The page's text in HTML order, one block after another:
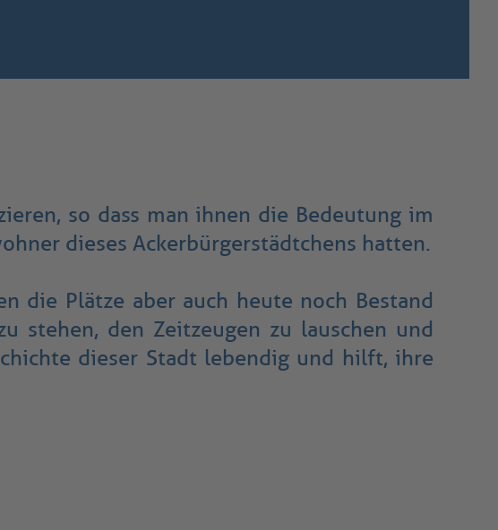
so dass man ihnen die Bedeutung im
dieses Ackerbürgerstädtchens hatten.
die Plätze aber auch heute noch Bestand
stehen, den Zeitzeugen zu lauschen und
dieser Stadt lebendig und hilft, ihre